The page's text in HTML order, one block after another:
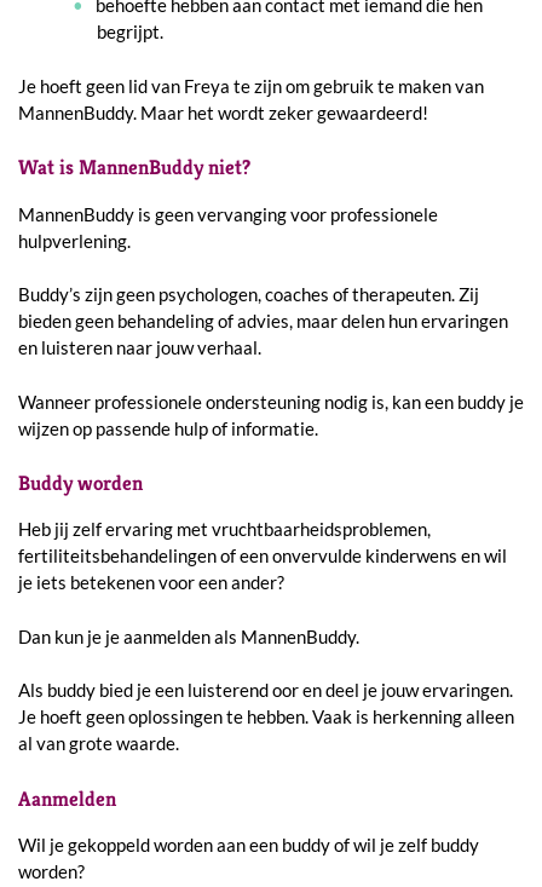
behoefte hebben aan contact met iemand die hen
begrijpt.
Je hoeft geen lid van Freya te zijn om gebruik te maken van
MannenBuddy. Maar het wordt zeker gewaardeerd!
Wat is MannenBuddy niet?
MannenBuddy is geen vervanging voor professionele
hulpverlening.
Buddy’s zijn geen psychologen, coaches of therapeuten. Zij
bieden geen behandeling of advies, maar delen hun ervaringen
en luisteren naar jouw verhaal.
Wanneer professionele ondersteuning nodig is, kan een buddy je
wijzen op passende hulp of informatie.
Buddy worden
Heb jij zelf ervaring met vruchtbaarheidsproblemen,
fertiliteitsbehandelingen of een onvervulde kinderwens en wil
je iets betekenen voor een ander?
Dan kun je je aanmelden als MannenBuddy.
Als buddy bied je een luisterend oor en deel je jouw ervaringen.
Je hoeft geen oplossingen te hebben. Vaak is herkenning alleen
al van grote waarde.
Aanmelden
Wil je gekoppeld worden aan een buddy of wil je zelf buddy
worden?